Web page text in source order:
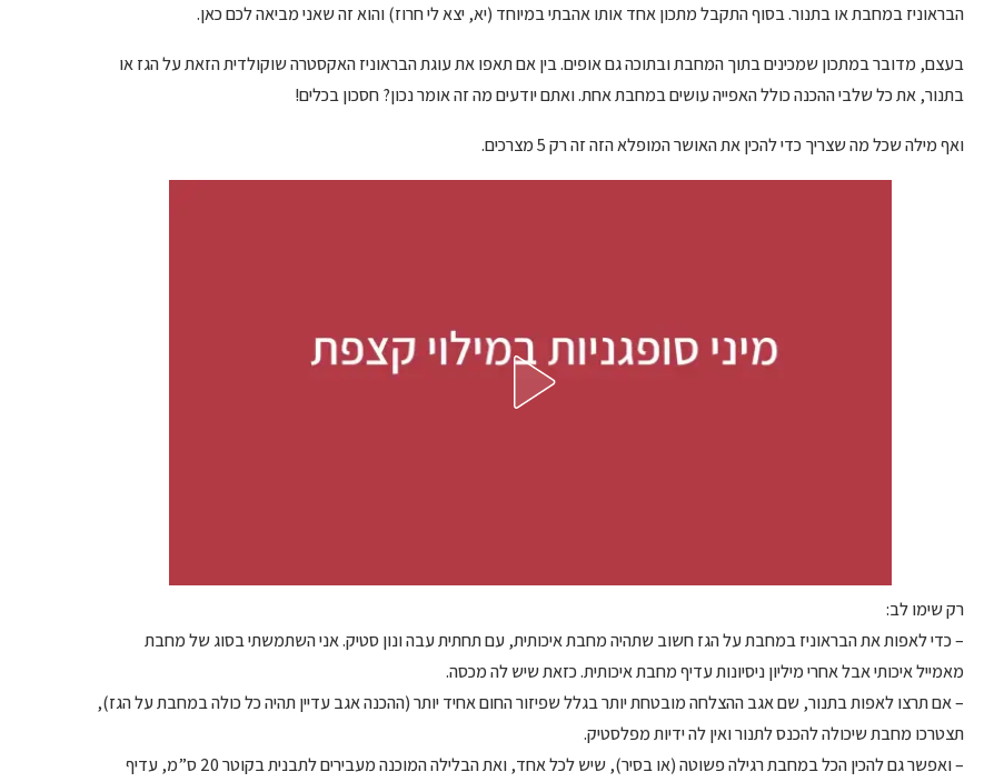
הבראוניז במחבת או בתנור. בסוף התקבל מתכון אחד אותו אהבתי במיוחד (יא, יצא לי חרוז) והוא זה שאני מביאה לכם כאן.
בעצם, מדובר במתכון שמכינים בתוך המחבת ובתוכה גם אופים. בין אם תאפו את עוגת הבראוניז האקסטרה שוקולדית הזאת על הגז או
בתנור, את כל שלבי ההכנה כולל האפייה עושים במחבת אחת. ואתם יודעים מה זה אומר נכון? חסכון בכלים!
ואף מילה שכל מה שצריך כדי להכין את האושר המופלא הזה זה רק 5 מצרכים.
רק שימו לב:
– כדי לאפות את הבראוניז במחבת על הגז חשוב שתהיה מחבת איכותית, עם תחתית עבה ונון סטיק. אני השתמשתי בסוג של מחבת
מאמייל איכותי אבל אחרי מיליון ניסיונות עדיף מחבת איכותית. כזאת שיש לה מכסה.
– אם תרצו לאפות בתנור, שם אגב ההצלחה מובטחת יותר בגלל שפיזור החום אחיד יותר (ההכנה אגב עדיין תהיה כל כולה במחבת על הגז),
תצטרכו מחבת שיכולה להכנס לתנור ואין לה ידיות מפלסטיק.
– ואפשר גם להכין הכל במחבת רגילה פשוטה (או בסיר), שיש לכל אחד, ואת הבלילה המוכנה מעבירים לתבנית בקוטר 20 ס”מ, עדיף